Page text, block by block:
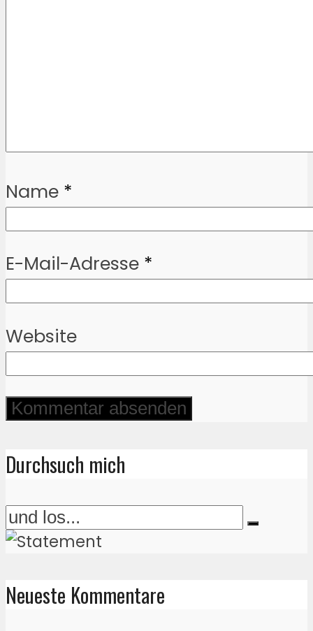
Name *
E-Mail-Adresse *
Website
Durchsuch mich
Neueste Kommentare